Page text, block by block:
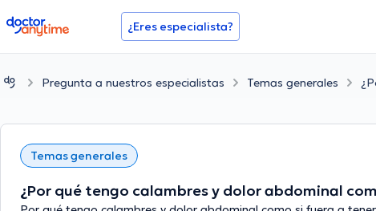
doctoranytime ¿Eres especialista?
Pregunta a nuestros especialistas Temas generales
Temas generales
¿Por qué tengo calambres y dolor abdominal